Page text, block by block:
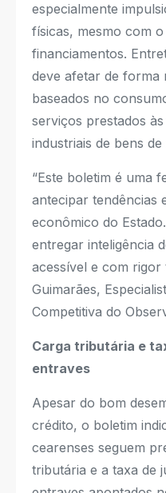
especialmente
físicas, mesmo com
financiamentos.
deve afetar de forma
baseados no
serviços prestados
industriais de bens
“Este boletim é uma
antecipar tendências
econômico do
entregar inteligência
acessível e com rigor
Guimarães,
Competitiva do
Carga tributária e
entraves
Apesar do bom
crédito, o boletim
cearenses seguem
tributária e a taxa de